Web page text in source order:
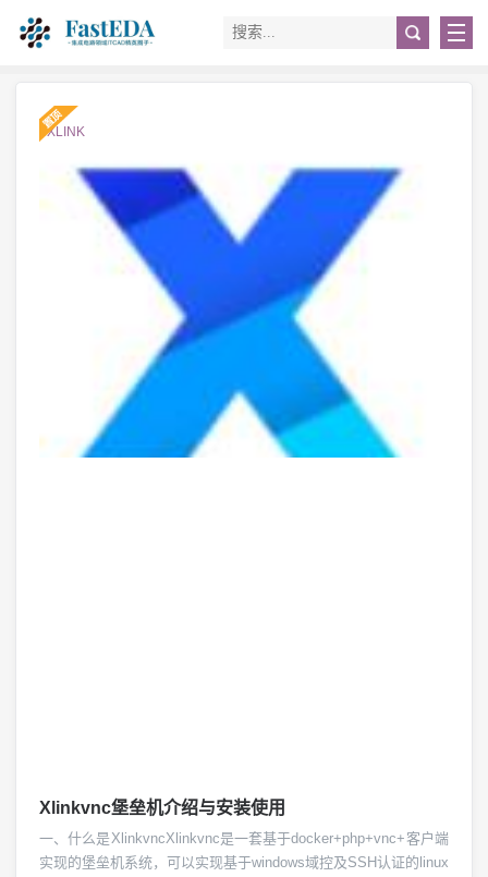
#XLINK
Xlinkvnc堡垒机介绍与安装使用
一、什么是XlinkvncXlinkvnc是一套基于docker+php+vnc+客户端
实现的堡垒机系统，可以实现基于windows域控及SSH认证的linux